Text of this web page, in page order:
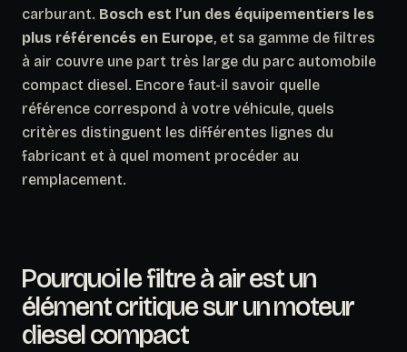
carburant. Bosch est l’un des équipementiers les
plus référencés en Europe, et sa gamme de filtres
à air couvre une part très large du parc automobile
compact diesel. Encore faut-il savoir quelle
référence correspond à votre véhicule, quels
critères distinguent les différentes lignes du
fabricant et à quel moment procéder au
remplacement.
Pourquoi le filtre à air est un
élément critique sur un moteur
diesel compact